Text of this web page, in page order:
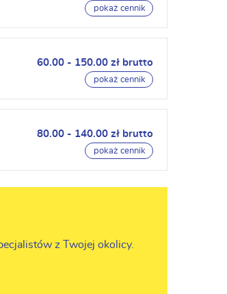
pokaż cennik
60.00 - 150.00 zł brutto
pokaż cennik
80.00 - 140.00 zł brutto
pokaż cennik
z Twojej okolicy.